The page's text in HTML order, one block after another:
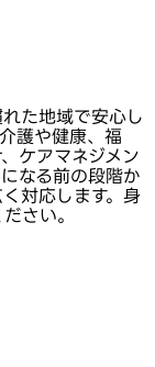
た地域で安心し
護や健康、福
ケアマネジメン
なる前の段階か
対応します。身
さい。